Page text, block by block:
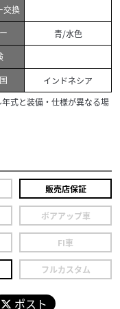
交換
青/水色
インドネシア
式と装備・仕様が異なる場
販売店保証
ボアアップ車
FI車
フルカスタム
ポスト